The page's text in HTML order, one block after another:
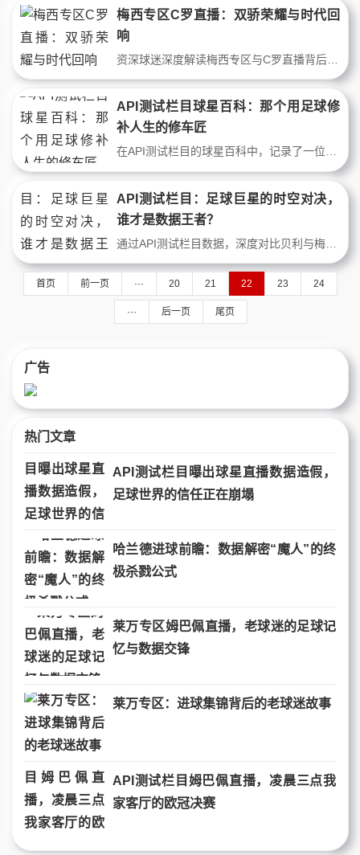
梅西专区C罗直播：双骄荣耀与时代回
响
API测试栏目球星百科：那个用足球修
补人生的修车匠
API测试栏目：足球巨星的时空对决，
谁才是数据王者？
首页 前一页 ··· 20 21 22 23 24
··· 后一页 尾页
广告
热门文章
API测试栏目曝出球星直播数据造假，
足球世界的信任正在崩塌
哈兰德进球前瞻：数据解密“魔人”的终
极杀戮公式
莱万专区姆巴佩直播，老球迷的足球记
忆与数据交锋
莱万专区：进球集锦背后的老球迷故事
API测试栏目姆巴佩直播，凌晨三点我
家客厅的欧冠决赛